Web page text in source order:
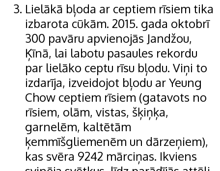
Lielākā bļoda ar ceptiem rīsiem tika
izbarota cūkām. 2015. gada oktobrī
300 pavāru apvienojās Jandžou,
Ķīnā, lai labotu pasaules rekordu
par lielāko ceptu rīsu bļodu. Viņi to
izdarīja, izveidojot bļodu ar Yeung
Chow ceptiem rīsiem (gatavots no
rīsiem, olām, vistas, šķiņķa,
garnelēm, kaltētām
ķemmīšgliemenēm un dārzeņiem),
kas svēra 9242 mārciņas. Ikviens